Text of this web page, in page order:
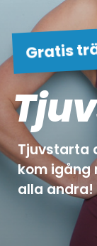
Gratis
Tjuvstarta
kom igång
alla andra!